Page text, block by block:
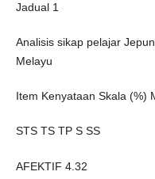
Jadual 1
Analisis sikap pelajar
Melayu
Item Kenyataan Skala (%)
STS TS TP S SS
AFEKTIF 4.32